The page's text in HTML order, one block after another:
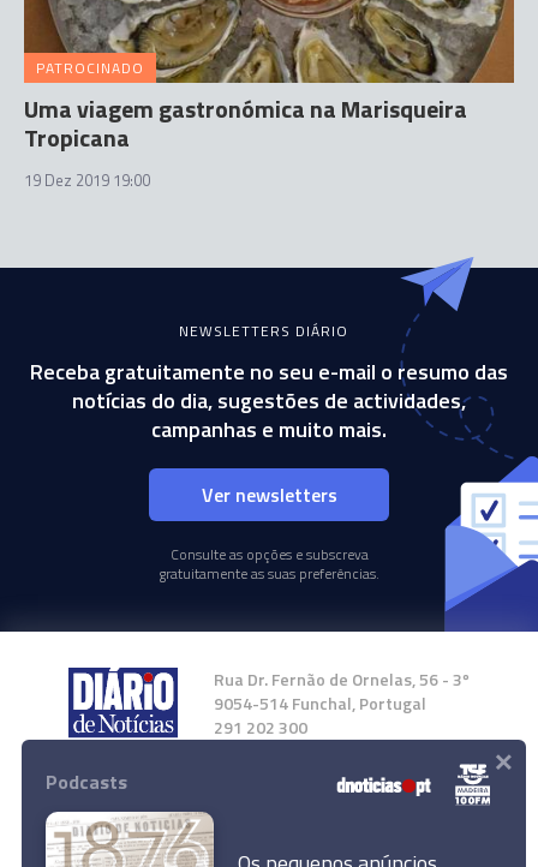
PATROCINADO
Uma viagem gastronómica na Marisqueira
Tropicana
19 Dez 2019 19:00
NEWSLETTERS DIÁRIO
Receba gratuitamente no seu e-mail o resumo das
notícias do dia, sugestões de actividades,
campanhas e muito mais.
Ver newsletters
Consulte as opções e subscreva
gratuitamente as suas preferências.
Rua Dr. Fernão de Ornelas, 56 - 3º
9054-514 Funchal, Portugal
291 202 300
Instale a nossa App
Podcasts ×